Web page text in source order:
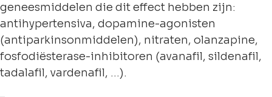
geneesmiddelen die dit effect hebben zijn:
antihypertensiva, dopamine-agonisten
(antiparkinsonmiddelen), nitraten, olanzapine,
fosfodiësterase-inhibitoren (avanafil, sildenafil,
tadalafil, vardenafil, …).